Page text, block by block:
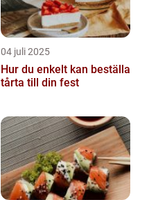
04 juli 2025
Hur du enkelt kan beställa
tårta till din fest